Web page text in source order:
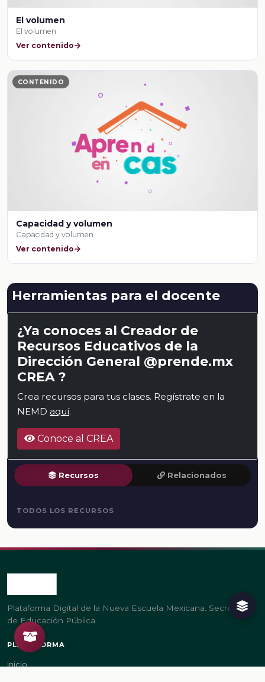
El volumen
El volumen
Ver contenido
CONTENIDO
Capacidad y volumen
Capacidad y volumen
Ver contenido
Herramientas para el docente
¿Ya conoces al Creador de
Recursos Educativos de la
Dirección General @prende.mx
CREA ?
Crea recursos para tus clases. Regístrate en la
NEMD aquí.
Conoce al CREA
Recursos Relacionados
TODOS LOS RECURSOS
Plataforma Digital de la Nueva Escuela Mexicana. Secretaría
de Educación Pública.
PLATAFORMA
Inicio